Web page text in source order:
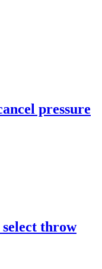
pressure
throw